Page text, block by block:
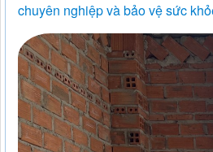
chuyên nghiệp và bảo vệ sức